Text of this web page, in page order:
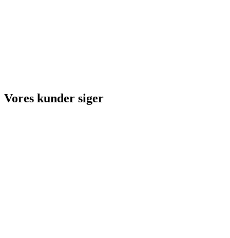
Vores kunder siger